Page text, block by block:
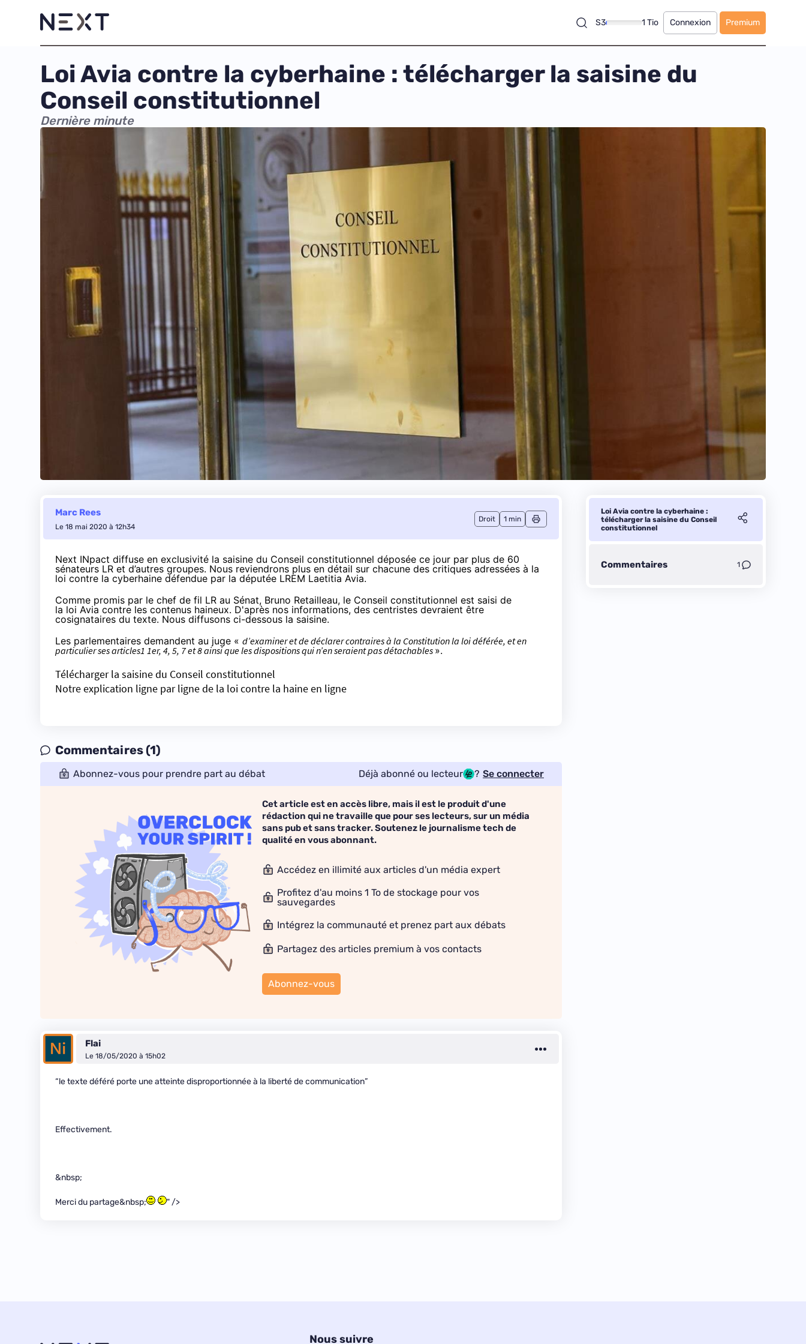
S3 1 Tio Connexion Premium
Loi Avia contre la cyberhaine : télécharger la saisine du
Conseil constitutionnel
Dernière minute
Marc Rees
Le 18 mai 2020 à 12h34
Droit 1 min
Next INpact diffuse en exclusivité la saisine du Conseil constitutionnel déposée ce jour par plus de 60
sénateurs LR et d’autres groupes. Nous reviendrons plus en détail sur chacune des critiques adressées à la
loi contre la cyberhaine défendue par la députée LREM Laetitia Avia.
Comme promis par le chef de fil LR au Sénat, Bruno Retailleau, le Conseil constitutionnel est saisi de
la loi Avia contre les contenus haineux. D'après nos informations, des centristes devraient être
cosignataires du texte. Nous diffusons ci-dessous la saisine.
Les parlementaires demandent au juge « d’examiner et de déclarer contraires à la Constitution la loi déférée, et en
particulier ses articles1 1er, 4, 5, 7 et 8 ainsi que les dispositions qui n’en seraient pas détachables ».
Télécharger la saisine du Conseil constitutionnel
Notre explication ligne par ligne de la loi contre la haine en ligne
Commentaires (1)
Abonnez-vous pour prendre part au débat Déjà abonné ou lecteur ? Se connecter
Cet article est en accès libre, mais il est le produit d'une
rédaction qui ne travaille que pour ses lecteurs, sur un média
sans pub et sans tracker. Soutenez le journalisme tech de
qualité en vous abonnant.
Accédez en illimité aux articles d'un média expert
Profitez d'au moins 1 To de stockage pour vos
sauvegardes
Intégrez la communauté et prenez part aux débats
Partagez des articles premium à vos contacts
Abonnez-vous
Flai
Le 18/05/2020 à 15h02
“le texte déféré porte une atteinte disproportionnée à la liberté de communication”
Effectivement.
&nbsp;
Merci du partage&nbsp; " />
Loi Avia contre la cyberhaine :
télécharger la saisine du Conseil
constitutionnel
Commentaires 1
Nous suivre